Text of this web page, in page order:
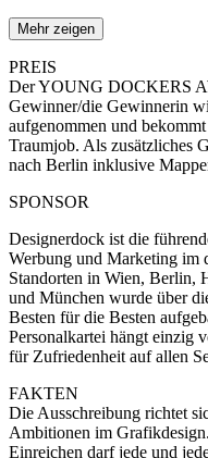
Mehr zeigen
PREIS
Der YOUNG DOCKERS
Gewinner/die Gewinnerin
aufgenommen und
Traumjob. Als zusätzliches
nach Berlin inklusive
SPONSOR
Designerdock ist die
Werbung und Marketing im
Standorten in Wien, Berlin,
und München wurde über
Besten für die Besten
Personalkartei hängt einzig
für Zufriedenheit auf allen
FAKTEN
Die Ausschreibung richtet
Ambitionen im
Einreichen darf jede und